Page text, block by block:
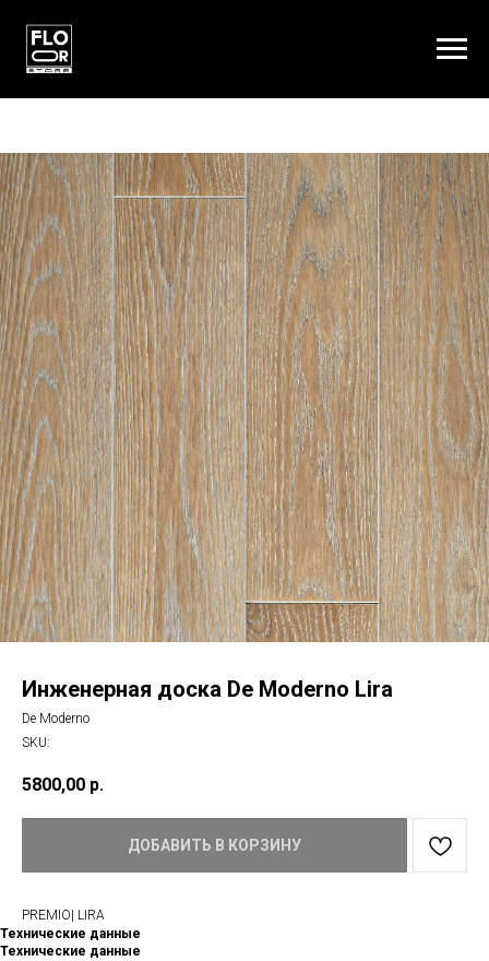
Инженерная доска De Moderno Lira
De Moderno
SKU:
5800,00 р.
ДОБАВИТЬ В КОРЗИНУ
PREMIO| LIRA
Технические данные
Технические данные